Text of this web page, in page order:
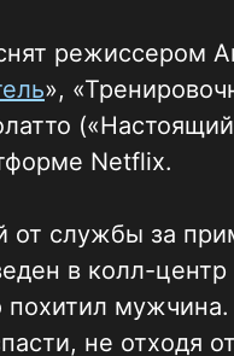
режиссером
»,
(«Настоящий
Netflix.
от службы за
в колл-центр
похитил
не отходя